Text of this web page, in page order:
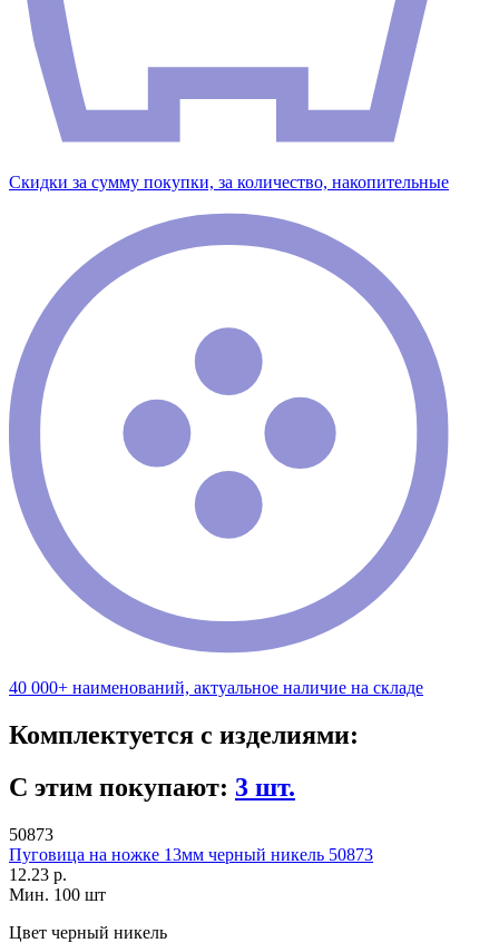
Скидки за сумму покупки, за количество, накопительные
40 000+ наименований, актуальное наличие на складе
Комплектуется с изделиями:
С этим покупают: 3 шт.
50873
Пуговица на ножке 13мм черный никель 50873
12.23 р.
Мин. 100 шт
Цвет черный никель